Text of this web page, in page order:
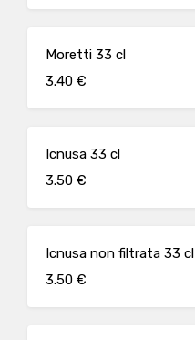
Moretti 33 cl
3.40 €
Icnusa 33 cl
3.50 €
Icnusa non filtrata 33 cl
3.50 €